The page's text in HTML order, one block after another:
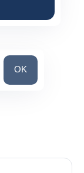
国を検索
OK